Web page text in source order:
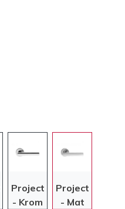
Project
- Krom
Project
- Mat